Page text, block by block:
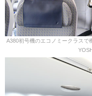
A380初号機のエコノミークラスで